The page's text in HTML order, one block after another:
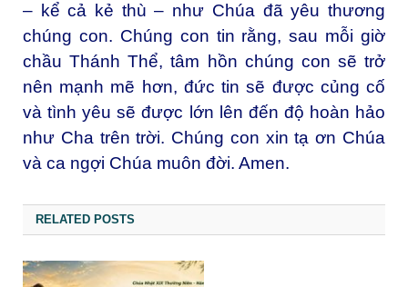
– kể cả kẻ thù – như Chúa đã yêu thương
chúng con. Chúng con tin rằng, sau mỗi giờ
chầu Thánh Thể, tâm hồn chúng con sẽ trở
nên mạnh mẽ hơn, đức tin sẽ được củng cố
và tình yêu sẽ được lớn lên đến độ hoàn hảo
như Cha trên trời. Chúng con xin tạ ơn Chúa
và ca ngợi Chúa muôn đời. Amen.
RELATED POSTS